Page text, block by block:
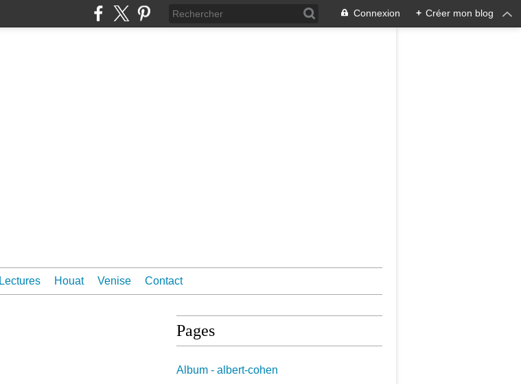
Connexion + Créer mon blog
Lectures Houat Venise Contact
Pages
Album - albert-cohen